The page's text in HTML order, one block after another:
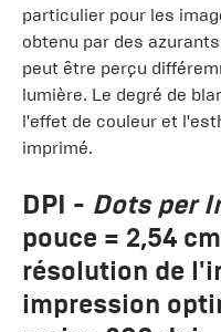
particulier pour les
obtenu par des
peut être perçu
lumière. Le degré de
l'effet de couleur et
imprimé.
DPI - Dots per
pouce = 2,54
résolution de
impression